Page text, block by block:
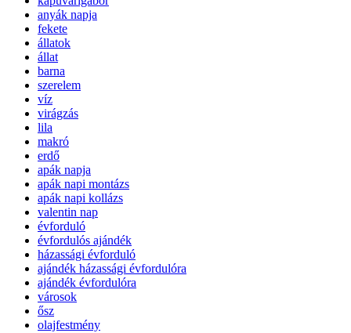
anyák napja
fekete
állatok
állat
barna
szerelem
víz
virágzás
lila
makró
erdő
apák napja
apák napi montázs
apák napi kollázs
valentin nap
évforduló
évfordulós ajándék
házassági évforduló
ajándék házassági évfordulóra
ajándék évfordulóra
városok
ősz
olajfestmény